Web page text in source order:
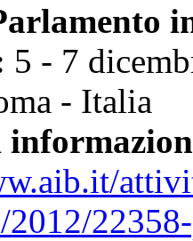
5 - 7
- Italia